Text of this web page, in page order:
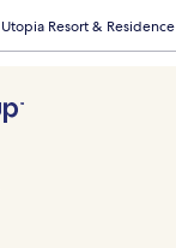
Utopia Resort & Residence